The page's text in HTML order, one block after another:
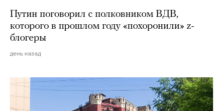
Путин поговорил с полковником ВДВ,
которого в прошлом году «похоронили» z-
блогеры
день назад